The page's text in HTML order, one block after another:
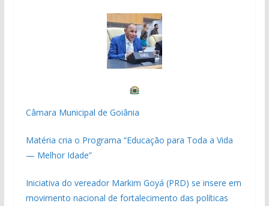
Câmara Municipal de Goiânia
Matéria cria o Programa “Educação para Toda a Vida
— Melhor Idade”
Iniciativa do vereador Markim Goyá (PRD) se insere em
movimento nacional de fortalecimento das políticas